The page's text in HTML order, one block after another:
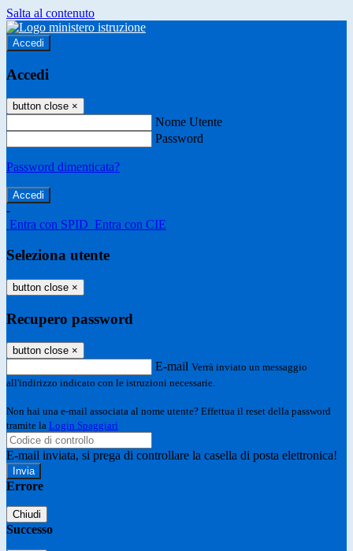
Salta al contenuto
Accedi
Accedi
button close ×
Nome Utente
Password
Password dimenticata?
-
Entra con SPID Entra con CIE
Seleziona utente
button close ×
Recupero password
button close ×
E-mail Verrà inviato un messaggio
all'indirizzo indicato con le istruzioni necessarie.
Non hai una e-mail associata al nome utente? Effettua il reset della password
tramite la Login Spaggiari
E-mail inviata, si prega di controllare la casella di posta elettronica!
Errore
Chiudi
Successo